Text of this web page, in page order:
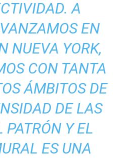
A
EN
NUEVA YORK,
CON TANTA
ÁMBITOS DE
DE LAS
PATRÓN Y EL
ES UNA